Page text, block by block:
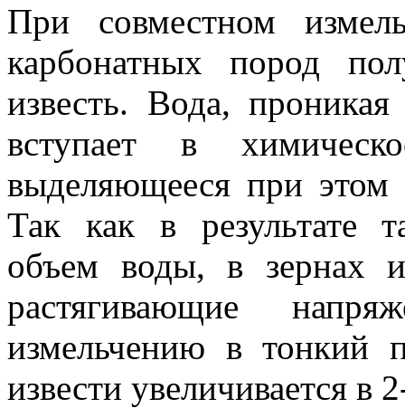
При совместном
карбонатных пород
известь. Вода,
вступает в
выделяющееся при этом
Так как в результате
объем воды, в зернах
растягивающие
измельчению в тонкий
извести увеличивается в